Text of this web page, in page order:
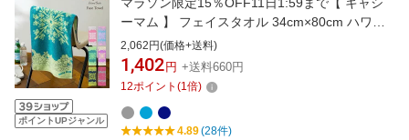
ポイントUPジャンル
マラソン限定15％OFF11日1:59まで【 キャシ
ーマム 】 フェイスタオル 34cm×80cm ハワイ
アンキルト柄 プアナニシリーズ【 綿100％ 無
撚糸 厚手 ハワイアン ギフト 内祝 おしゃれ か
わいい スポーツ ギフト】
2,062円(価格+送料)
1,402 円 +送料660円
12ポイント (1倍)
4.89(28件)